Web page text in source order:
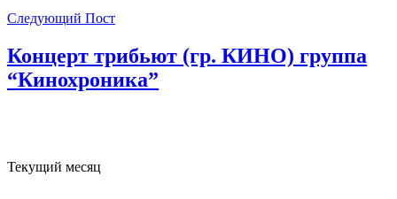
Следующий Пост
Концерт трибьют (гр. КИНО) группа
“Кинохроника”
Текущий месяц